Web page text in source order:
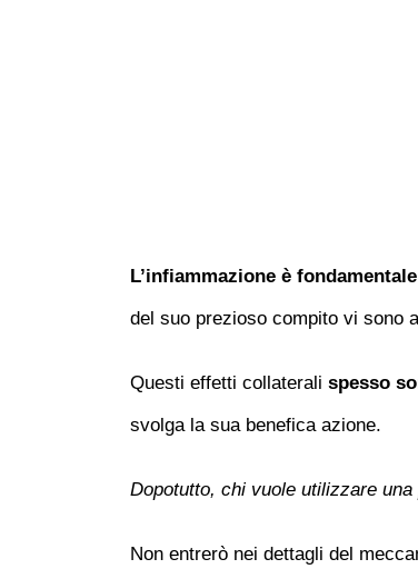
L’infiammazione è
del suo prezioso compito vi sono
Questi effetti collaterali spesso
svolga la sua benefica azione.
Dopotutto, chi vuole utilizzare
Non entrerò nei dettagli del